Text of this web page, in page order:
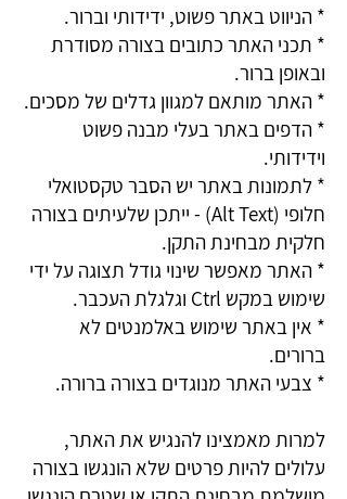
* הניווט באתר פשוט, ידידותי וברור.
* תכני האתר כתובים בצורה מסודרת
ובאופן ברור.
* האתר מותאם למגוון גדלים של מסכים.
* הדפים באתר בעלי מבנה פשוט
וידידותי.
* לתמונות באתר יש הסבר טקסטואלי
חלופי (Alt Text) - ייתכן שלעיתים בצורה
חלקית מבחינת התקן.
* האתר מאפשר שינוי גודל תצוגה על ידי
שימוש במקש Ctrl וגלגלת העכבר.
* אין באתר שימוש באלמנטים לא
ברורים.
* צבעי האתר מנוגדים בצורה ברורה.
למרות מאמצינו להנגיש את האתר,
עלולים להיות פרטים שלא הונגשו בצורה